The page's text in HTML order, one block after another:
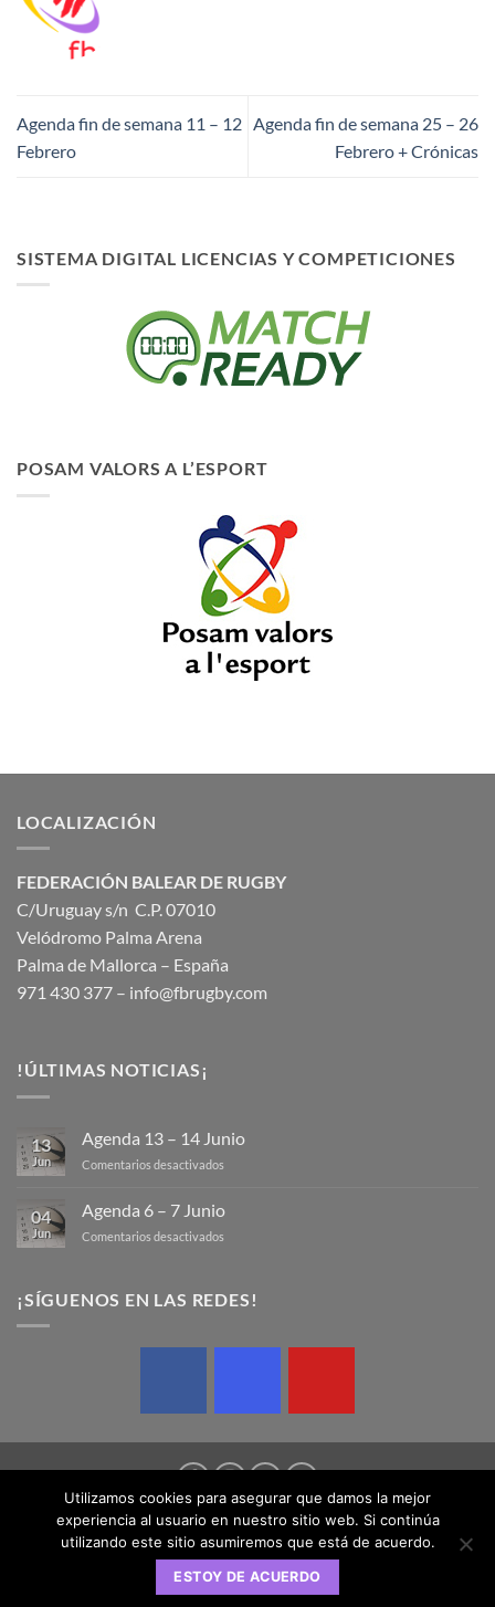
Agenda fin de semana 11 – 12
Febrero
Agenda fin de semana 25 – 26
Febrero + Crónicas
SISTEMA DIGITAL LICENCIAS Y COMPETICIONES
POSAM VALORS A L’ESPORT
LOCALIZACIÓN
FEDERACIÓN BALEAR DE RUGBY
C/Uruguay s/n C.P. 07010
Velódromo Palma Arena
Palma de Mallorca – España
971 430 377 – info@fbrugby.com
!ÚLTIMAS NOTICIAS¡
13
Jun
Agenda 13 – 14 Junio
Comentarios desactivados
–
04
Jun
Agenda 6 – 7 Junio
Comentarios desactivados
–
7
¡SÍGUENOS EN LAS REDES!
AVISO LEGAL POLÍTICA DE COOKIES POLÍTICA DE PRIVACIDAD
Copyright 2026 © Federación Balear de Rugby | Design by
SednaMedia
Utilizamos cookies para asegurar que damos la mejor
experiencia al usuario en nuestro sitio web. Si continúa
utilizando este sitio asumiremos que está de acuerdo.
ESTOY DE ACUERDO